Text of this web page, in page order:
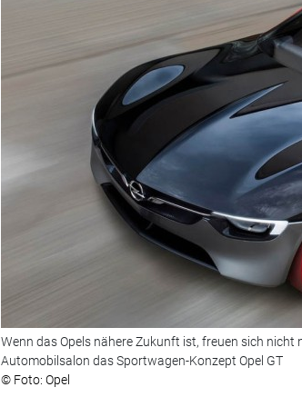
Wenn das Opels nähere Zukunft ist, freuen sich nicht
Automobilsalon das Sportwagen-Konzept Opel GT
© Foto: Opel